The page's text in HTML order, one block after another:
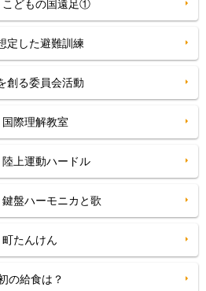
こどもの国遠足①
定した避難訓練
創る委員会活動
際理解教室
上運動ハードル
盤ハーモニカと歌
たんけん
の給食は？